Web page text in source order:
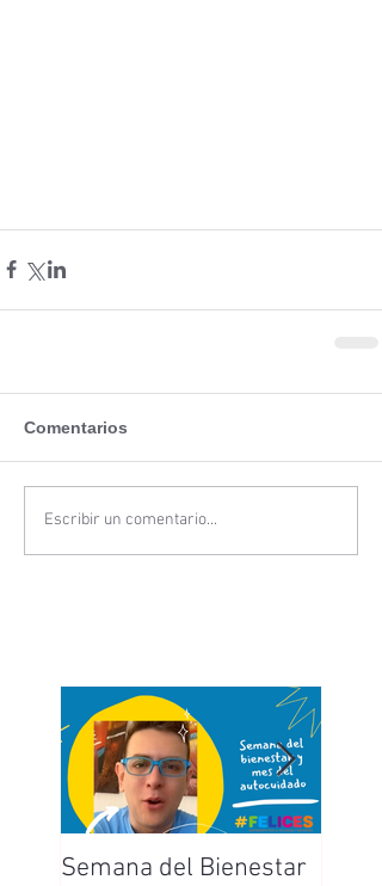
Comentarios
Escribir un comentario...
Semana del Bienestar